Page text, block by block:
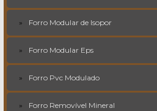
Forro Modular de Isopor
Forro Modular Eps
Forro Pvc Modulado
Forro Removível Mineral